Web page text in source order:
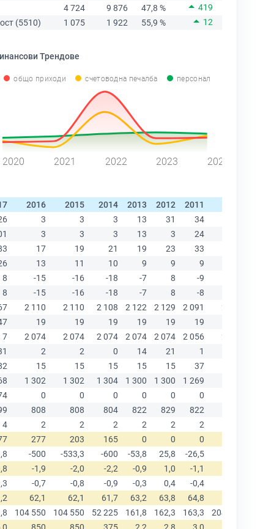
4 724
9 876 47,8 %
419
(5510)
1 075 1 922 55,9 % 12
Трендове
общо приходи счетоводна печалба персонал
2020 2021 2022 2023 2024
2016 2015 2014 2013 2012 2011